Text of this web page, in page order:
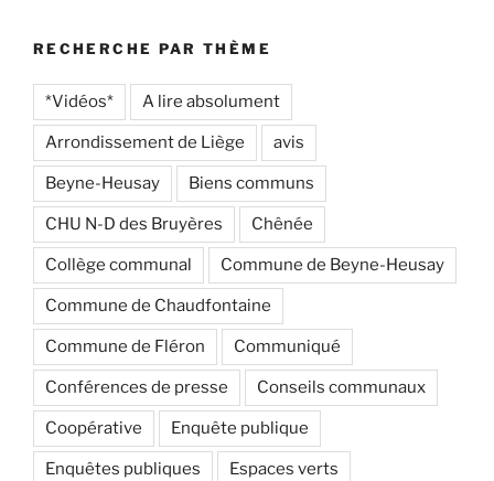
RECHERCHE PAR THÈME
*Vidéos* A lire absolument
Arrondissement de Liège avis
Beyne-Heusay Biens communs
CHU N-D des Bruyères Chênée
Collège communal Commune de Beyne-Heusay
Commune de Chaudfontaine
Commune de Fléron Communiqué
Conférences de presse Conseils communaux
Coopérative Enquête publique
Enquêtes publiques Espaces verts